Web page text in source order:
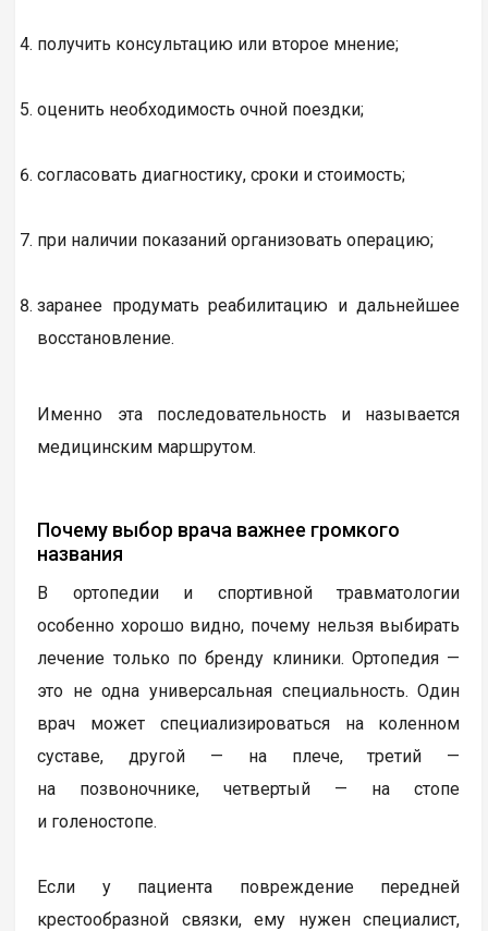
получить консультацию или второе мнение;
оценить необходимость очной поездки;
согласовать диагностику, сроки и стоимость;
при наличии показаний организовать операцию;
заранее продумать реабилитацию и дальнейшее
восстановление.
Именно эта последовательность и называется
медицинским маршрутом.
Почему выбор врача важнее громкого
названия
В ортопедии и спортивной травматологии
особенно хорошо видно, почему нельзя выбирать
лечение только по бренду клиники. Ортопедия —
это не одна универсальная специальность. Один
врач может специализироваться на коленном
суставе, другой — на плече, третий —
на позвоночнике, четвертый — на стопе
и голеностопе.
Если у пациента повреждение передней
крестообразной связки, ему нужен специалист,